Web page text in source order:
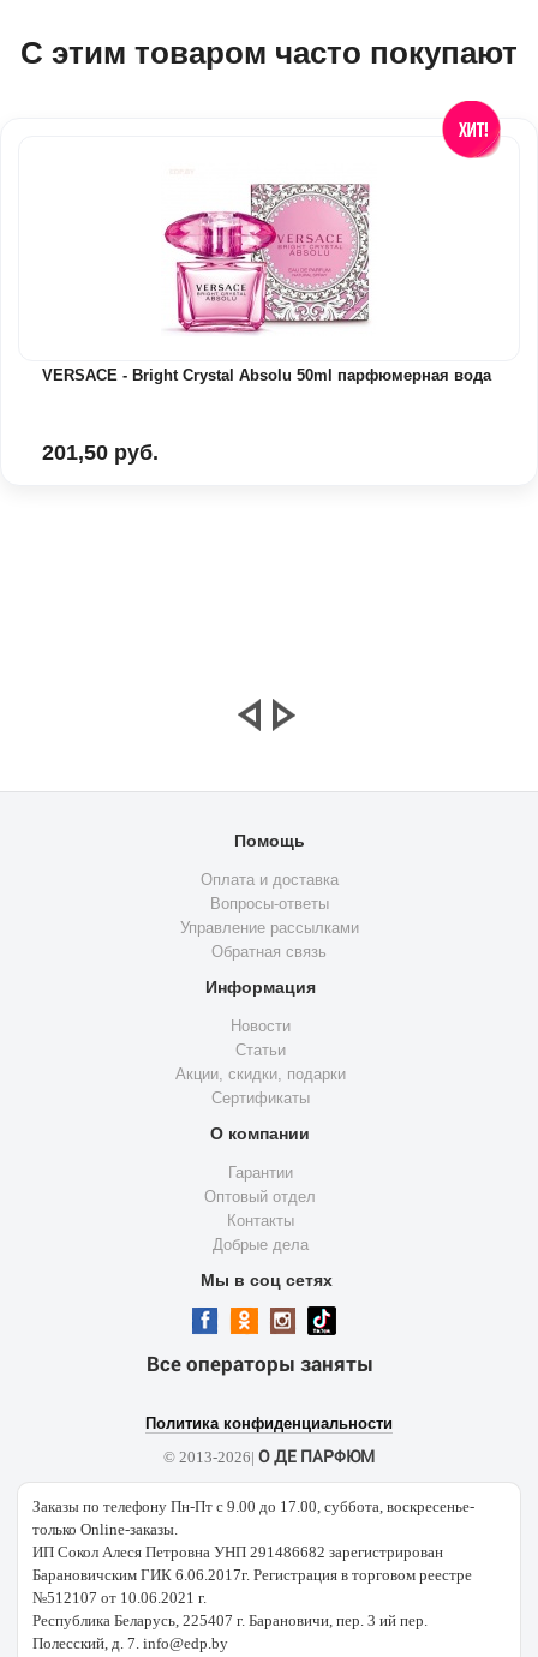
С этим товаром часто покупают
VERSACE - Bright Crystal Absolu 50ml парфюмерная вода
201,50 руб.
Помощь
Оплата и доставка
Вопросы-ответы
Управление рассылками
Обратная связь
Информация
Новости
Статьи
Акции, скидки, подарки
Сертификаты
О компании
Гарантии
Оптовый отдел
Контакты
Добрые дела
Мы в соц сетях
Все операторы заняты
Политика конфиденциальности
© 2013-2026| О ДЕ ПАРФЮМ
Заказы по телефону Пн-Пт с 9.00 до 17.00, суббота, воскресенье-
только Online-заказы.
ИП Сокол Алеся Петровна УНП 291486682 зарегистрирован
Барановичским ГИК 6.06.2017г. Регистрация в торговом реестре
№512107 от 10.06.2021 г.
Республика Беларусь, 225407 г. Барановичи, пер. 3 ий пер.
Полесский, д. 7. info@edp.by